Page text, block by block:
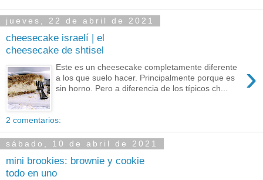
jueves, 22 de abril de 2021
cheesecake israelí | el
cheesecake de shtisel
›
Este es un cheesecake completamente diferente
a los que suelo hacer. Principalmente porque es
sin horno. Pero a diferencia de los típicos ch...
2 comentarios:
sábado, 10 de abril de 2021
mini brookies: brownie y cookie
todo en uno